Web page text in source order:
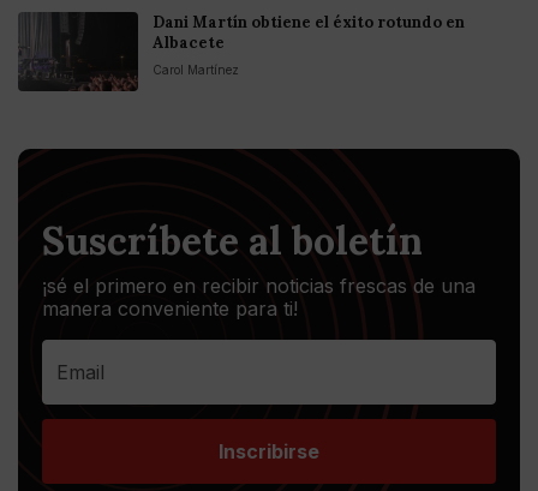
Dani Martín obtiene el éxito rotundo en
Albacete
Carol Martínez
Suscríbete al boletín
¡sé el primero en recibir noticias frescas de una
manera conveniente para ti!
Inscribirse